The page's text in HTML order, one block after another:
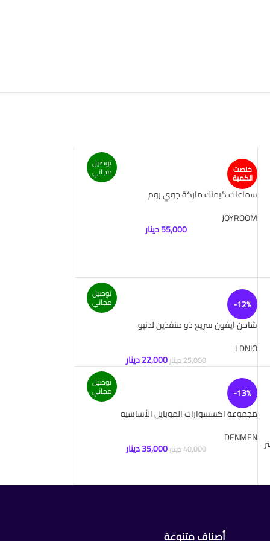
توصيل
مجاني خلصت
الكمية
سماعات كيمنك ماركة جوي روم
JOYROOM
55,000دينار
توصيل
مجاني
-12%
شاحن ايفون سريع ذو منفذين لدنيو
LDNIO
25,000دينار22,000دينار
توصيل
مجاني
-13%
مجموعة اكسسوارات الموبايل الأساسيه
DENMEN
40,000دينار35,000دينار
أصناف متنوعة